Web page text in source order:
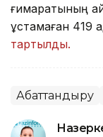
ғимаратының
ұстамаған 419
тартылды.
Абаттандыру